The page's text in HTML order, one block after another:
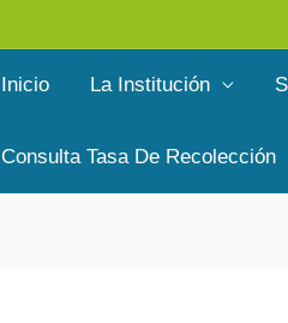
Inicio La Institución
Consulta Tasa De Recolección